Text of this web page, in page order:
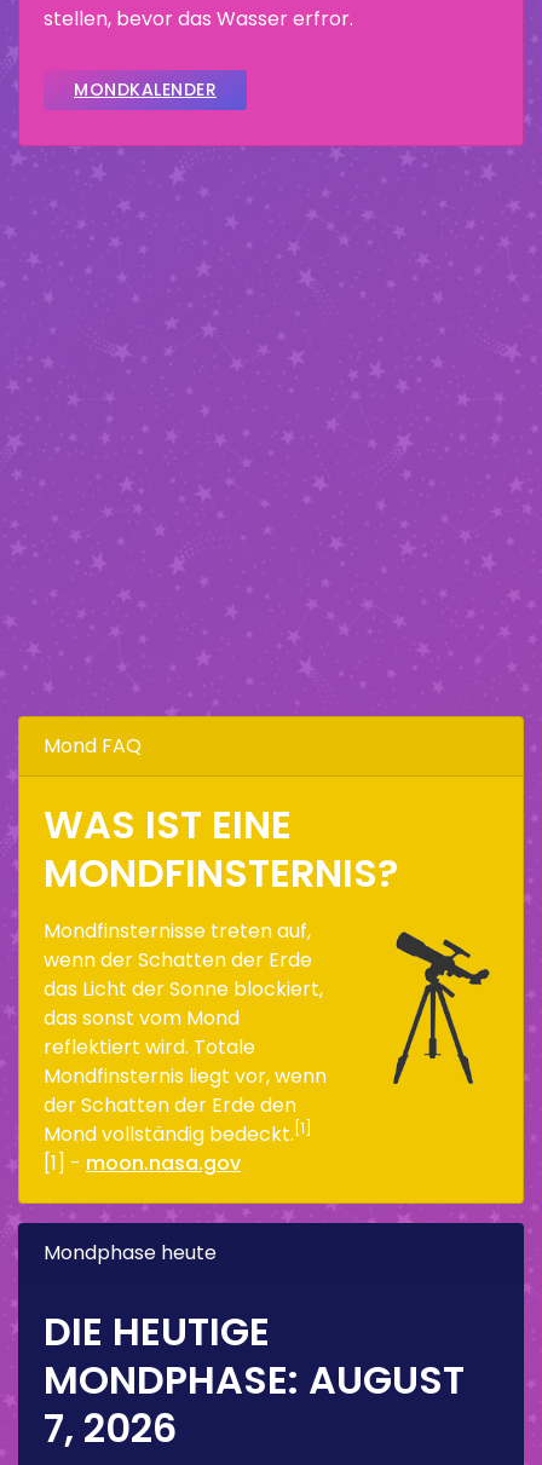
stellen, bevor das Wasser erfror.
MONDKALENDER
Mond FAQ
WAS IST EINE
MONDFINSTERNIS?
Mondfinsternisse treten auf,
wenn der Schatten der Erde
das Licht der Sonne blockiert,
das sonst vom Mond
reflektiert wird. Totale
Mondfinsternis liegt vor, wenn
der Schatten der Erde den
Mond vollständig bedeckt. [1]
[1] - moon.nasa.gov
Mondphase heute
DIE HEUTIGE
MONDPHASE: AUGUST
7, 2026